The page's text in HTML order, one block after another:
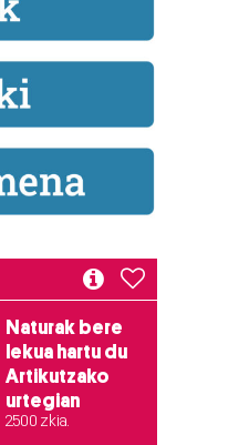
Naturak bere
lekua hartu du
Artikutzako
urtegian
2.500 zkia.